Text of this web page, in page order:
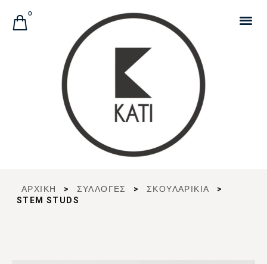
0
ΑΡΧΙΚΉ > ΣΥΛΛΟΓΈΣ > ΣΚΟΥΛΑΡΙΚΙΑ
>
STEM STUDS